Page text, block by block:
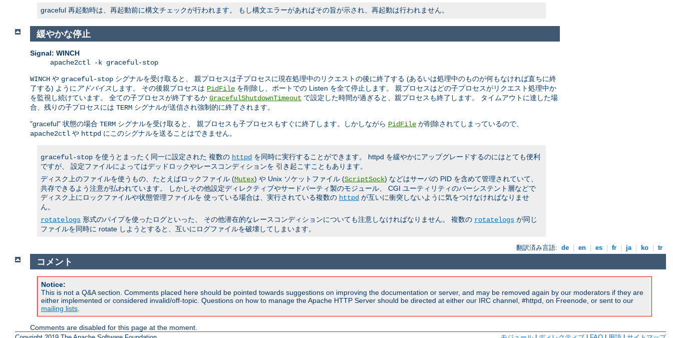
graceful 再起動時は、再起動前に構文チェックが行われます。 もし構文エラーがあればその旨が示され、再起動は行われません。
緩やかな停止
Signal: WINCH
apache2ctl -k graceful-stop
WINCH や graceful-stop シグナルを受け取ると、 親プロセスは子プロセスに現在処理中のリクエストの後に終了する (あるいは処理中のものが何もなければ直ちに終
了する) ように アドバイス します。 その後親プロセスは PidFile を削除し、ポートでの Listen を全て停止します。 親プロセスはどの子プロセスがリクエスト処理中か
を監視し続けています。 全ての子プロセスが終了するか GracefulShutdownTimeout で設定した時間が過ぎると、親プロセスも終了します。 タイムアウトに達した場
合、残りの子プロセスには TERM シグナルが送信され強制的に終了されます。
"graceful" 状態の場合 TERM シグナルを受け取ると、 親プロセスも子プロセスもすぐに終了します。しかしながら PidFile が削除されてしまっているので、
apache2ctl や httpd にこのシグナルを送ることはできません。
graceful-stop を使うとまったく同一に設定された 複数の httpd を同時に実行することができます。 httpd を緩やかにアップグレードするのにはとても便利
ですが、 設定ファイルによってはデッドロックやレースコンディションを 引き起こすこともあります。
ディスク上のファイルを使うもの、たとえばロックファイル (Mutex) や Unix ソケットファイル (ScriptSock) などはサーバの PID を含めて管理されていて、
共存できるよう注意が払われています。 しかしその他設定ディレクティブやサードパーティ製のモジュール、 CGI ユーティリティのパーシステント層などで
ディスク上にロックファイルや状態管理ファイルを 使っている場合は、実行されている複数の httpd が互いに衝突しないように気をつけなければなりませ
ん。
rotatelogs 形式のパイプを使ったログといった、 その他潜在的なレースコンディションについても注意しなければなりません。 複数の rotatelogs が同じ
ファイルを同時に rotate しようとすると、互いにログファイルを破壊してしまいます。
翻訳済み言語: de en es fr ja ko tr
コメント
Notice:
This is not a Q&A section. Comments placed here should be pointed towards suggestions on improving the documentation or server, and may be removed again by our moderators if they are
either implemented or considered invalid/off-topic. Questions on how to manage the Apache HTTP Server should be directed at either our IRC channel, #httpd, on Freenode, or sent to our
mailing lists.
Comments are disabled for this page at the moment.